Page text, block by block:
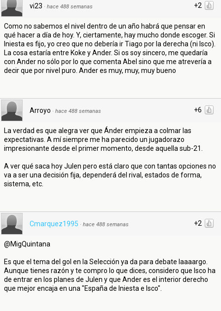
+2
vi23 · hace 488 semanas
Como no sabemos el nivel dentro de un año habrá que pensar en
qué hacer a día de hoy. Y, ciertamente, hay mucho donde escoger. Si
Iniesta es fijo, yo creo que no debería ir Tiago por la derecha (ni Isco).
La cosa estaría entre Koke y Ander. Si os soy sincero, me quedaría
con Ander no sólo por lo que comenta Abel sino que me atrevería a
decir que por nivel puro. Ander es muy, muy, muy bueno
+6
Arroyo · hace 488 semanas
La verdad es que alegra ver que Ánder empieza a colmar las
expectativas. A mí siempre me ha parecido un jugadorazo
impresionante desde el primer momento, desde aquella sub-21.
A ver qué saca hoy Julen pero está claro que con tantas opciones no
va a ser una decisión fija, dependerá del rival, estados de forma,
sistema, etc.
+2
Cmarquez1995 · hace 488 semanas
@MigQuintana
Es que el tema del gol en la Selección ya da para debate laaaargo.
Aunque tienes razón y te compro lo que dices, considero que Isco ha
de entrar en los planes de Julen y que Ander es el interior derecho
que mejor encaja en una "España de Iniesta e Isco".